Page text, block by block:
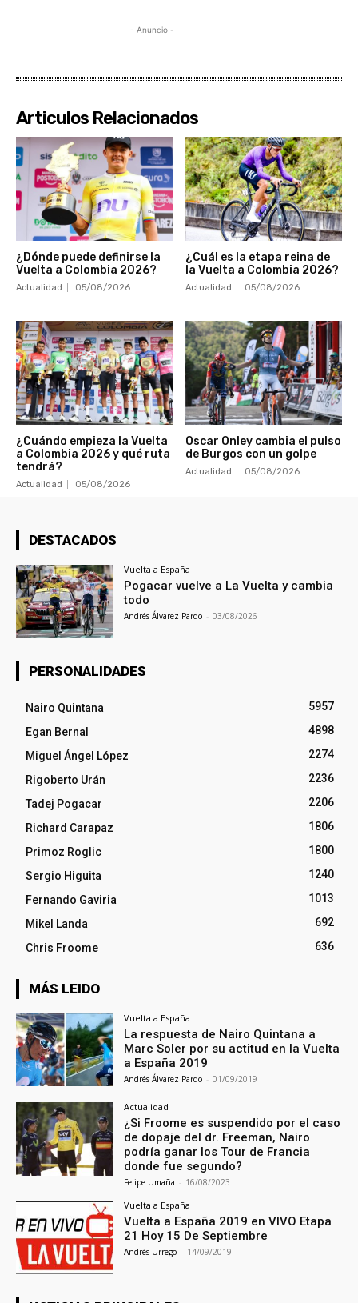
- Anuncio -
Articulos Relacionados
¿Dónde puede definirse la
Vuelta a Colombia 2026?
Actualidad 05/08/2026
¿Cuál es la etapa reina de
la Vuelta a Colombia 2026?
Actualidad 05/08/2026
¿Cuándo empieza la Vuelta
a Colombia 2026 y qué ruta
tendrá?
Actualidad 05/08/2026
Oscar Onley cambia el pulso
de Burgos con un golpe
Actualidad 05/08/2026
DESTACADOS
Vuelta a España
Pogacar vuelve a La Vuelta y cambia
todo
Andrés Álvarez Pardo - 03/08/2026
PERSONALIDADES
Nairo Quintana
5957
Egan Bernal
4898
Miguel Ángel López
2274
Rigoberto Urán
2236
Tadej Pogacar
2206
Richard Carapaz
1806
Primoz Roglic
1800
Sergio Higuita
1240
Fernando Gaviria
1013
Mikel Landa
692
Chris Froome
636
MÁS LEIDO
Vuelta a España
La respuesta de Nairo Quintana a
Marc Soler por su actitud en la Vuelta
a España 2019
Andrés Álvarez Pardo - 01/09/2019
Actualidad
¿Si Froome es suspendido por el caso
de dopaje del dr. Freeman, Nairo
podría ganar los Tour de Francia
donde fue segundo?
Felipe Umaña - 16/08/2023
Vuelta a España
Vuelta a España 2019 en VIVO Etapa
21 Hoy 15 De Septiembre
Andrés Urrego - 14/09/2019